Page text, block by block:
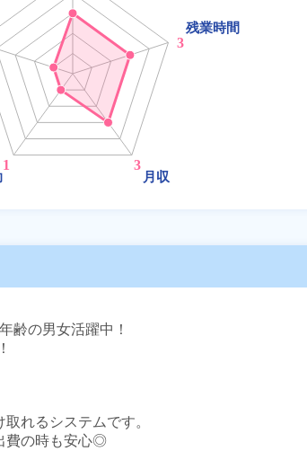
齢の男女活躍中！
れるシステムです。
費の時も安心◎